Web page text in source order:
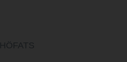
HÖFATS